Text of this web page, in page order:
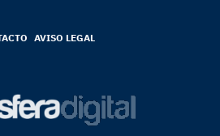
AVISO LEGAL